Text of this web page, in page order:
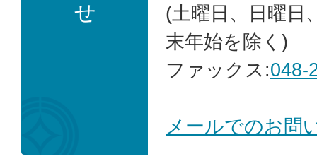
せ
(土曜日、日曜日
末年始を除く)
ファックス:048-
メールでのお問